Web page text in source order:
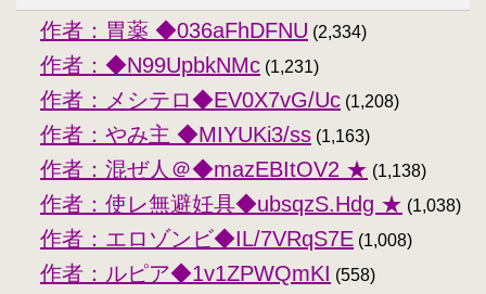
作者：胃薬 ◆036aFhDFNU (2,334)
作者：◆N99UpbkNMc (1,231)
作者：メシテロ◆EV0X7vG/Uc (1,208)
作者：やみ主 ◆MIYUKi3/ss (1,163)
作者：混ぜ人＠◆mazEBItOV2 ★ (1,138)
作者：使レ無避妊具◆ubsqzS.Hdg ★ (1,038)
作者：エロゾンビ◆IL/7VRqS7E (1,008)
作者：ルピア◆1v1ZPWQmKI (558)